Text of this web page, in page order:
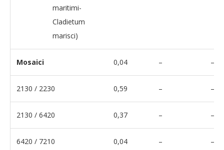
maritimi-
Cladietum
marisci)
Mosaici 0,04 – –
2130 / 2230 0,59 – –
2130 / 6420 0,37 – –
6420 / 7210 0,04 – –